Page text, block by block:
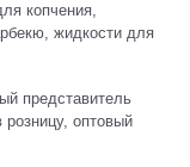
копчения,
жидкости для
представитель
оптовый